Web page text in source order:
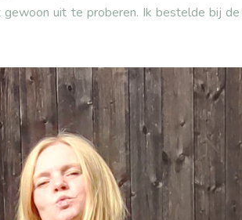
uit te proberen. Ik bestelde bij